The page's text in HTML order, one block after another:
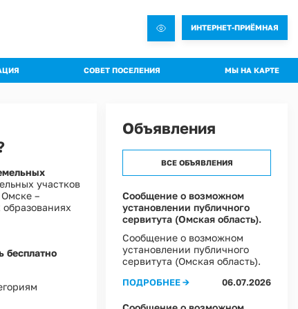
ИНТЕРНЕТ-ПРИЁМНАЯ
охраны труда в МКУ "Хозяйственное управление Администрации"
слушания
имущество
контроль
муниципальных программ
Администрации
СОВЕТ ПОСЕЛЕНИЯ
Проекты Решений совета
Решения Совета
Информация о текущей деятельности Совета
МЫ НА КАРТЕ
участков
–
бесплатно
Объявления
ВСЕ ОБЪЯВЛЕНИЯ
Сообщение о возможном
установлении публичного
сервитута (Омская область).
Сообщение о возможном
установлении публичного
сервитута (Омская область).
ПОДРОБНЕЕ → 06.07.2026